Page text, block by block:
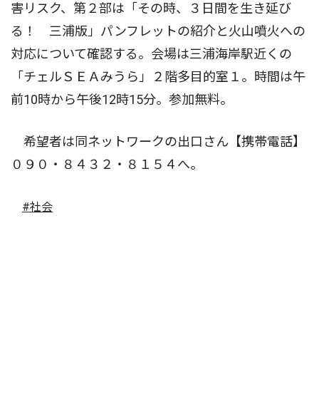
害リスク、第２部は「その時、３日間を生き延び
る！ 三浦版」パンフレットの紹介と火山噴火への
対応について確認する。会場は三浦海岸駅近くの
「チェルＳＥＡみうら」２階多目的室１。時間は午
前10時から午後12時15分。参加無料。
希望者は同ネットワークの出口さん【携帯電話】
０９０・８４３２・８１５４へ。
#社会